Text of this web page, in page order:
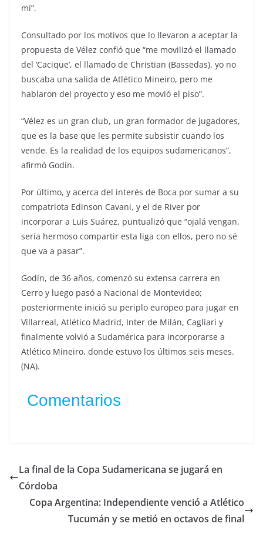
mí”.
Consultado por los motivos que lo llevaron a aceptar la
propuesta de Vélez confió que “me movilizó el llamado
del ‘Cacique’, el llamado de Christian (Bassedas), yo no
buscaba una salida de Atlético Mineiro, pero me
hablaron del proyecto y eso me movió el piso”.
“Vélez es un gran club, un gran formador de jugadores,
que es la base que les permite subsistir cuando los
vende. Es la realidad de los equipos sudamericanos”,
afirmó Godín.
Por último, y acerca del interés de Boca por sumar a su
compatriota Edinson Cavani, y el de River por
incorporar a Luis Suárez, puntualizó que “ojalá vengan,
sería hermoso compartir esta liga con ellos, pero no sé
que va a pasar”.
Godín, de 36 años, comenzó su extensa carrera en
Cerro y luego pasó a Nacional de Montevideo;
posteriormente inició su periplo europeo para jugar en
Villarreal, Atlético Madrid, Inter de Milán, Cagliari y
finalmente volvió a Sudamérica para incorporarse a
Atlético Mineiro, donde estuvo los últimos seis meses.
(NA).
Comentarios
La final de la Copa Sudamericana se jugará en
Córdoba
Copa Argentina: Independiente venció a Atlético
Tucumán y se metió en octavos de final